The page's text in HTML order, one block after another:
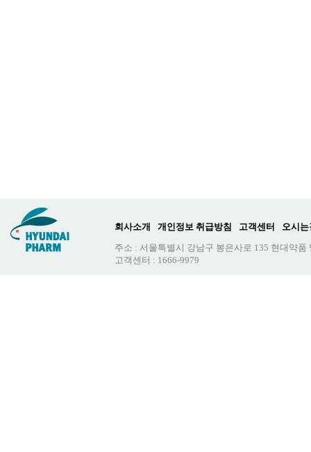
회사소개 개인정보 취급방침 고객센터
오시는
주소 : 서울특별시 강남구 봉은사로 135 현대약품
고객센터 : 1666-9979